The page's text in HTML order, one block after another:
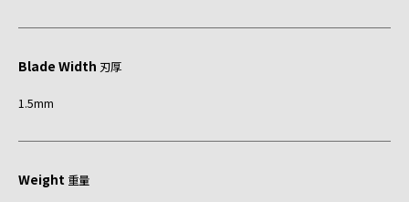
Blade Width 刃厚
1.5mm
Weight 重量